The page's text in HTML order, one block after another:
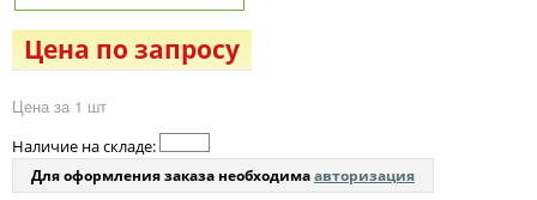
Цена по запросу
Цена за 1 шт
Наличие на складе:
Для оформления заказа необходимаавторизация